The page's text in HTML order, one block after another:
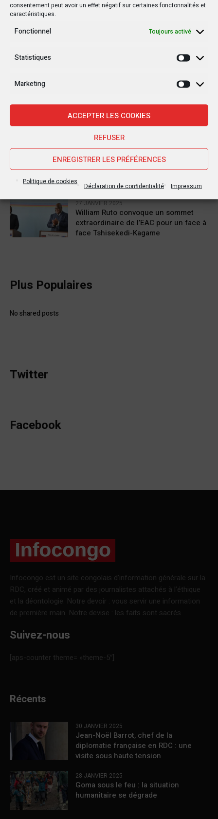
consentement peut avoir un effet négatif sur certaines fonctonnalités et
caractéristiques.
Fonctionnel Toujours activé
Statistiques
Marketing
ACCEPTER LES COOKIES
REFUSER
ENREGISTRER LES PRÉFÉRENCES
Politique de cookies
Déclaration de confidentialité Impressum
Populaire
Commentaires
30 JANVIER 2025
Jean-Noël Barrot, chef de la
diplomatie française en RDC : une
visite sous haute tension
28 JANVIER 2025
Goma sous le feu : la situation
27 JANVIER 2025
William Ruto convoque un sommet
extraordinaire de l’EAC pour un face à
face Tshisekedi-Kagame
Plus Populaires
No shared posts
Twitter
Facebook
Infocongo est un site congolais d’information générale sur la
RDC, créé et animé par des journalistes attachés à l’éthique
et la déontologie. Notre devoir : vous servir une information
de première main. Notre devise : les faits sont sacrés.
Suivez-nous
[aps-counter theme= »theme-5″]
Récents
30 JANVIER 2025
Jean-Noël Barrot, chef de la
diplomatie française en RDC : une
visite sous haute tension
28 JANVIER 2025
Goma sous le feu : la situation
humanitaire se dégrade